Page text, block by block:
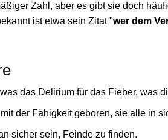
Zahl, aber es gibt sie doch
ist etwa sein Zitat "wer dem
das Delirium für das Fieber, was
der Fähigkeit geboren, sie alle in
sicher sein, Feinde zu finden.